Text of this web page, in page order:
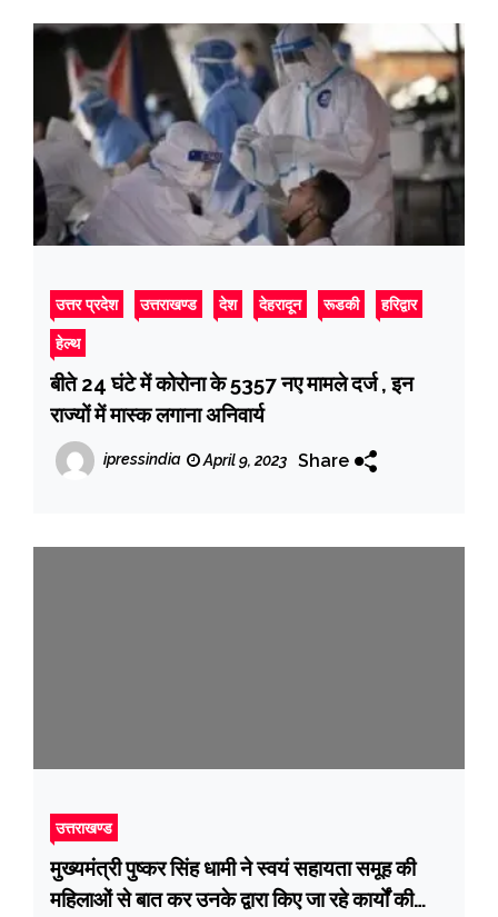
उत्तर प्रदेश उत्तराखण्ड देश देहरादून रूडकी हरिद्वार
हेल्थ
बीते 24 घंटे में कोरोना के 5357 नए मामले दर्ज , इन
राज्यों में मास्क लगाना अनिवार्य
ipressindia April 9, 2023 Share
उत्तराखण्ड
मुख्यमंत्री पुष्कर सिंह धामी ने स्वयं सहायता समूह की
महिलाओं से बात कर उनके द्वारा किए जा रहे कार्यों की